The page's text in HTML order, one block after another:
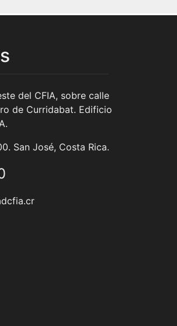
del CFIA, sobre calle
de Curridabat. Edificio
San José, Costa Rica.